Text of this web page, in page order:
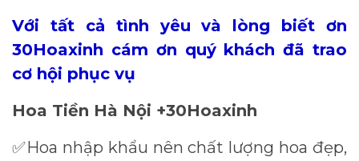
Với tất cả tình yêu và lòng biết ơn
30Hoaxinh cám ơn quý khách đã trao
cơ hội phục vụ
Hoa Tiền Hà Nội +30Hoaxinh
✅ Hoa nhập khẩu nên chất lượng hoa đẹp,